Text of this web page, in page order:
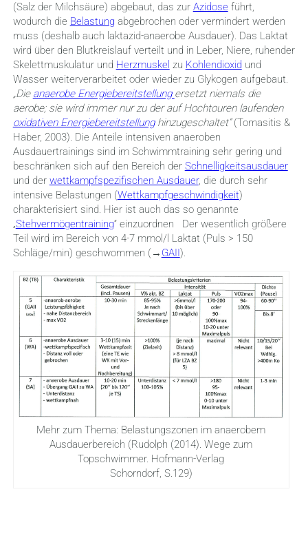
(Salz der Milchsäure) abgebaut, das zur Azidose führt,
wodurch die Belastung abgebrochen oder vermindert werden
muss (deshalb auch laktazid-anaerobe Ausdauer). Das Laktat
wird über den Blutkreislauf verteilt und in Leber, Niere, ruhender
Skelettmuskulatur und Herzmuskel zu Kohlendioxid und
Wasser weiterverarbeitet oder wieder zu Glykogen aufgebaut.
„Die anaerobe Energiebereitstellung ersetzt niemals die
aerobe; sie wird immer nur zu der auf Hochtouren laufenden
oxidativen Energiebereitstellunghinzugeschaltet“(Tomasitis &
Haber, 2003). Die Anteile intensiven anaeroben
Ausdauertrainings sind im Schwimmtraining sehr gering und
beschränken sich auf den Bereich der Schnelligkeitsausdauer
und der wettkampfspezifischen Ausdauer, die durch sehr
intensive Belastungen (Wettkampfgeschwindigkeit)
charakterisiert sind. Hier ist auch das so genannte
„Stehvermögentraining“ einzuordnen Der wesentlich größere
Teil wird im Bereich von 4-7 mmol/l Laktat (Puls > 150
Schläge/min) geschwommen (→ GAII).
Mehr zum Thema: Belastungszonen im anaerobem
Ausdauerbereich (Rudolph (2014). Wege zum
Topschwimmer. Hofmann-Verlag
Schorndorf, S.129)